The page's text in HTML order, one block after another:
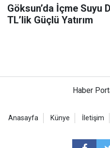
Göksun’da İçme Suyu
TL’lik Güçlü Yatırım
Haber
Anasayfa Künye İletişim